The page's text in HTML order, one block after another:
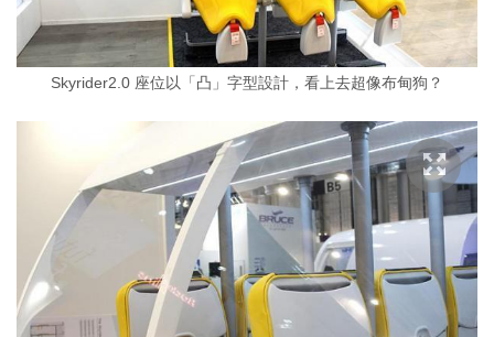
Skyrider2.0 座位以「凸」字型設計，看上去超像布甸狗？